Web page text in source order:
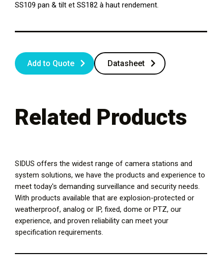
SS109 pan & tilt et SS182 à haut rendement.
Add to Quote Datasheet
Related Products
SIDUS offers the widest range of camera stations and
system solutions, we have the products and experience to
meet today's demanding surveillance and security needs.
With products available that are explosion-protected or
weatherproof, analog or IP, fixed, dome or PTZ, our
experience, and proven reliability can meet your
specification requirements.